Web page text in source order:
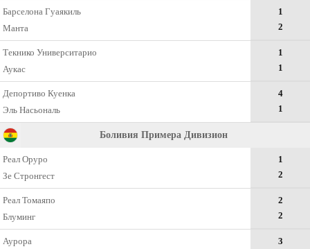
Барселона Гуаякиль
Манта
1
2
Текнико Университарио
Аукас
1
1
Депортиво Куенка
Эль Насьональ
4
1
Боливия Примера Дивизион
Реал Оруро
Зе Стронгест
1
2
Реал Томаяпо
Блуминг
2
2
Аурора 3